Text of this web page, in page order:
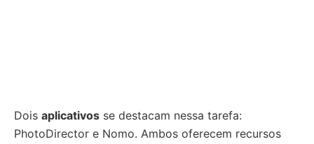
Dois aplicativos se destacam nessa tarefa:
PhotoDirector e Nomo. Ambos oferecem recursos